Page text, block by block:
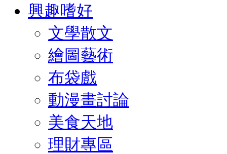
興趣嗜好
文學散文
繪圖藝術
布袋戲
動漫畫討論
美食天地
理財專區